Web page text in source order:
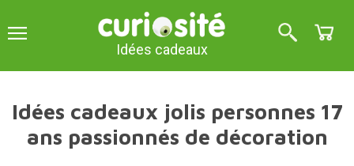
Idées cadeaux
Idées cadeaux jolis personnes 17
ans passionnés de décoration